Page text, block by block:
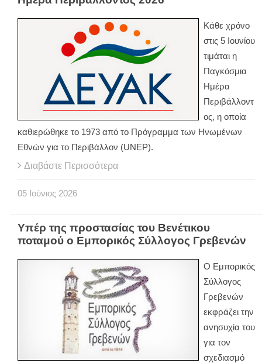
Κάθε χρόνο
στις 5 Ιουνίου
τιμάται η
Παγκόσμια
Ημέρα
Περιβάλλοντ
ος, η οποία
καθιερώθηκε το 1973 από το Πρόγραμμα των Ηνωμένων
Εθνών για το Περιβάλλον (UNEP).
Διαβάστε Περισσότερα
05 Ιούνιος 2026
Υπέρ της προστασίας του Βενέτικου
ποταμού ο Εμπορικός Σύλλογος Γρεβενών
Ο Εμπορικός
Σύλλογος
Γρεβενών
εκφράζει την
ανησυχία του
για τον
σχεδιασμό